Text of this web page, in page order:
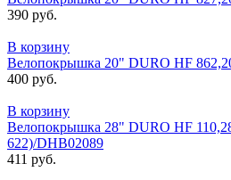
390 руб.
В корзину
Велопокрышка 20" DURO HF
400 руб.
В корзину
Велопокрышка 28" DURO HF
622)/DHB02089
411 руб.